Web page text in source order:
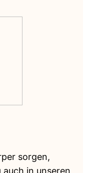
sorgen,
in unseren